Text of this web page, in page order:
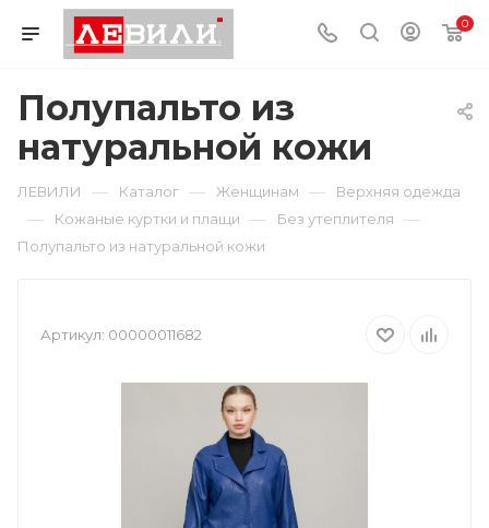
0
Полупальто из
натуральной кожи
ЛЕВИЛИ — Каталог — Женщинам — Верхняя одежда
— Кожаные куртки и плащи — Без утеплителя —
Полупальто из натуральной кожи
Артикул: 00000011682